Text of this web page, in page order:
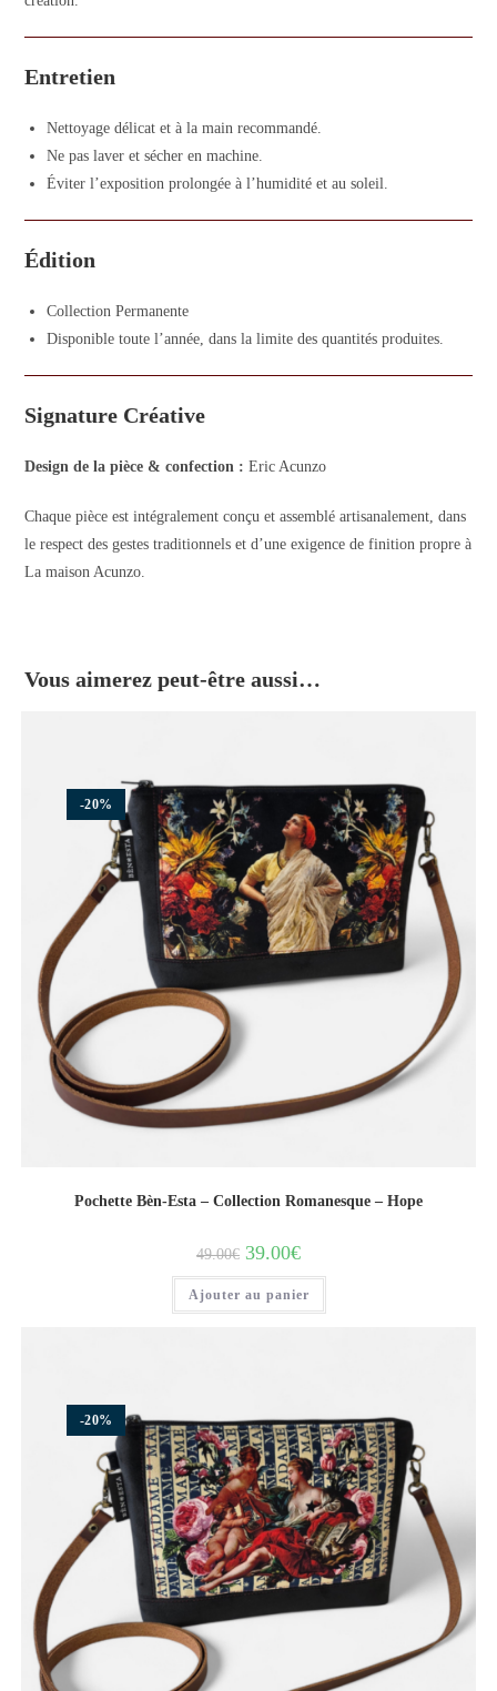
Entretien
Nettoyage délicat et à la main recommandé.
Ne pas laver et sécher en machine.
Éviter l’exposition prolongée à l’humidité et au soleil.
Édition
Collection Permanente
Disponible toute l’année, dans la limite des quantités produites.
Signature Créative
Design de la pièce & confection : Eric Acunzo
Chaque pièce est intégralement conçu et assemblé artisanalement, dans
le respect des gestes traditionnels et d’une exigence de finition propre à
La maison Acunzo.
Vous aimerez peut-être aussi…
-20%
Pochette Bèn-Esta – Collection Romanesque – Hope
49.00€ 39.00€
Ajouter au panier
-20%